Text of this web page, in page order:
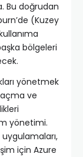
Bu doğrudan
(Kuzey
bölgeleri
yönetmek
ve
yönetimi.
için Azure